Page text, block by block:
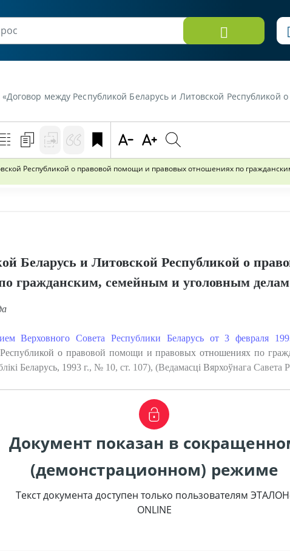
между Республикой Беларусь и Литовской Республикой о правовой помощи и
Республикой о правовой помощи и правовых отношениях по
Беларусь и Литовской Республикой о
гражданским, семейным и уголовным
Верховного Совета Республики Беларусь от 3 февраля
о правовой помощи и правовых отношениях по
Беларусь, 1993 г., № 10, ст. 107), (Ведамасцi Вярхоўнага Савета
Документ показан в
(демонстрационном) режиме
Текст документа доступен только пользователям
ONLINE